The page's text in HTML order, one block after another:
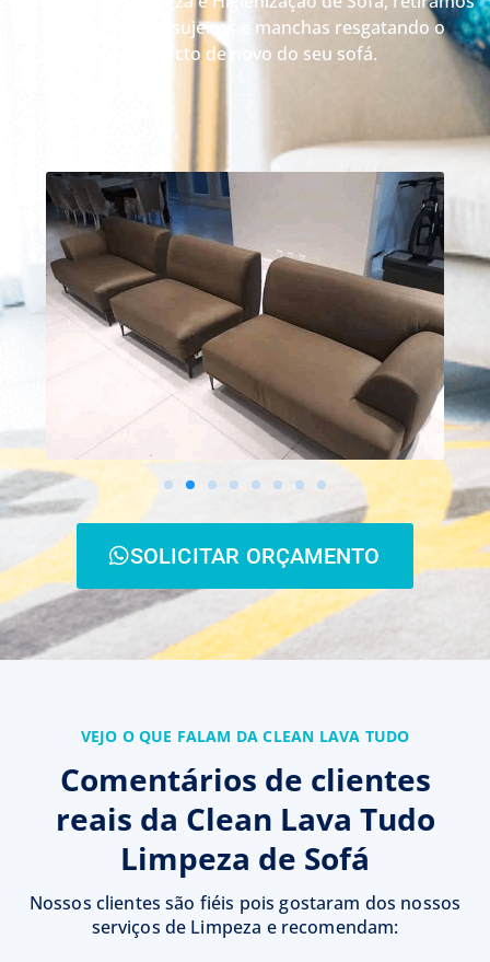
até 99% das sujeiras e manchas resgatando o
aspecto de novo do seu sofá.
SOLICITAR ORÇAMENTO
VEJO O QUE FALAM DA CLEAN LAVA TUDO
Comentários de clientes
reais da Clean Lava Tudo
Limpeza de Sofá
Nossos clientes são fiéis pois gostaram dos nossos
serviços de Limpeza e recomendam: